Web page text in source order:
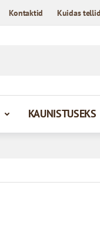
Kontaktid Kuidas
KAUNISTUSEKS